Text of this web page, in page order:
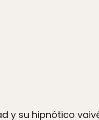
y su hipnótico